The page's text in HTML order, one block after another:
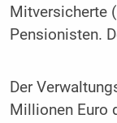
Mitversicherte
Pensionisten.
Der
Millionen Euro